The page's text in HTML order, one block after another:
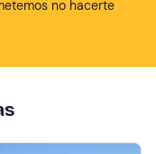
no hacerte